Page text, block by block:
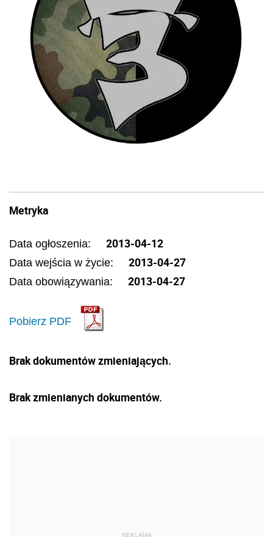
Metryka
Data ogłoszenia: 2013-04-12
Data wejścia w życie: 2013-04-27
Data obowiązywania: 2013-04-27
Pobierz PDF
Brak dokumentów zmieniających.
Brak zmienianych dokumentów.